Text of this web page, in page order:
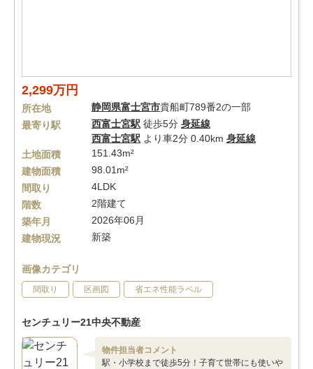
2,299万円
所在地 静岡県富士宮市貴船町789番2の一部
最寄り駅
西富士宮駅 徒歩5分 身延線
西富士宮駅 より車2分 0.40km 身延線
土地面積
151.43m²
建物面積
98.01m²
間取り
4LDK
階数
2階建て
築年月
2026年06月
建物現況
新築
画像カテゴリ
間取り 区画図 省エネ性能ラベル
センチュリー21中央不動産
物件担当者コメント
駅・小学校まで徒歩5分！子育て世帯にも使いや